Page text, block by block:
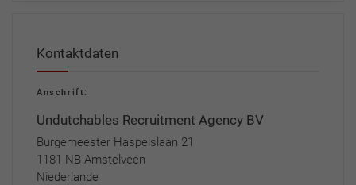
Kontaktdaten
Anschrift:
Undutchables Recruitment Agency BV
Burgemeester Haspelslaan 21
1181 NB Amstelveen
Niederlande